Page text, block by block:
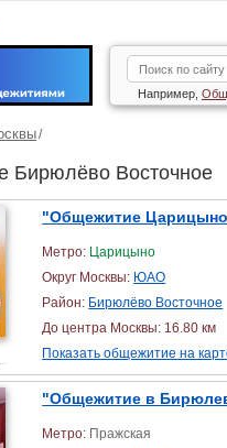
Например,
Бирюлёво Восточное
"Общежитие
Метро: Царицыно
Округ Москвы: ЮАО
Район: Бирюлёво Восточное
До центра Москвы: 16.80 км
Показать общежитие на
"Общежитие в
Метро: Пражская